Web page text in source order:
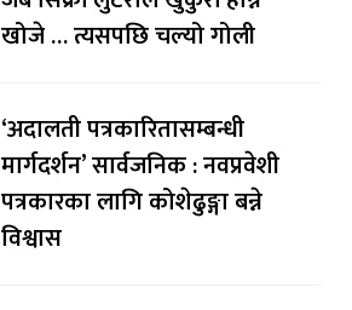
खोजे … त्यसपछि चल्यो गोली
‘अदालती पत्रकारितासम्बन्धी
मार्गदर्शन’ सार्वजनिक : नवप्रवेशी
पत्रकारका लागि कोशेढुङ्गा बन्ने
विश्वास